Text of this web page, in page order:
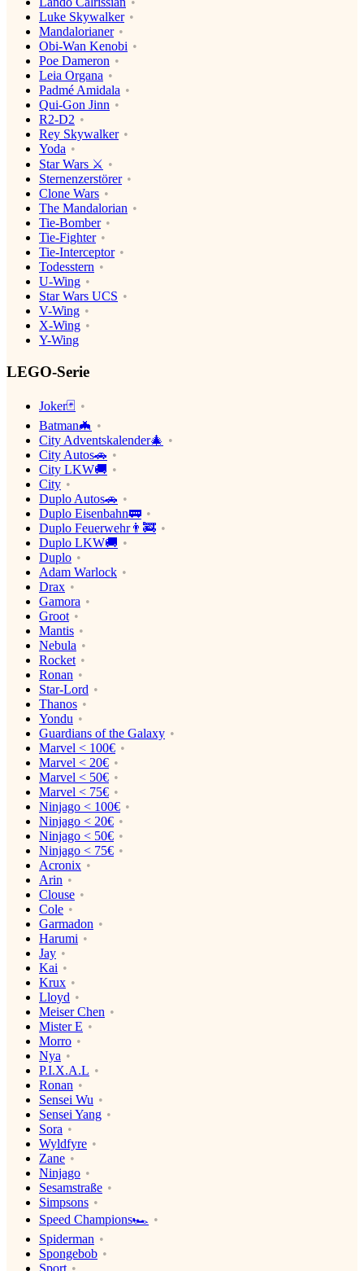
Luke Skywalker
Mandalorianer
Obi-Wan Kenobi
Poe Dameron
Leia Organa
Padmé Amidala
Qui-Gon Jinn
R2-D2
Rey Skywalker
Yoda
Star Wars ⚔️
Sternenzerstörer
Clone Wars
The Mandalorian
Tie-Bomber
Tie-Fighter
Tie-Interceptor
Todesstern
U-Wing
Star Wars UCS
V-Wing
X-Wing
Y-Wing
LEGO-Serie
Joker🃏
Batman🦇
City Adventskalender🎄
City Autos🚗
City LKW🚚
City
Duplo Autos🚗
Duplo Eisenbahn🚃
Duplo Feuerwehr👨‍🚒
Duplo LKW🚚
Duplo
Adam Warlock
Drax
Gamora
Groot
Mantis
Nebula
Rocket
Ronan
Star-Lord
Thanos
Yondu
Guardians of the Galaxy
Marvel < 100€
Marvel < 20€
Marvel < 50€
Marvel < 75€
Ninjago < 100€
Ninjago < 20€
Ninjago < 50€
Ninjago < 75€
Acronix
Arin
Clouse
Cole
Garmadon
Harumi
Jay
Kai
Krux
Lloyd
Meiser Chen
Mister E
Morro
Nya
P.I.X.A.L
Ronan
Sensei Wu
Sensei Yang
Sora
Wyldfyre
Zane
Ninjago
Sesamstraße
Simpsons
Speed Champions🏎
Spiderman
Spongebob
Sport